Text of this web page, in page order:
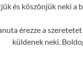
és köszönjük neki a
érezze a
küldenek neki.